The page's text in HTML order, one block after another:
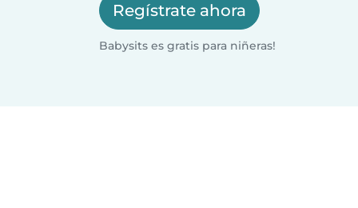
Regístrate ahora
Babysits es gratis para niñeras!